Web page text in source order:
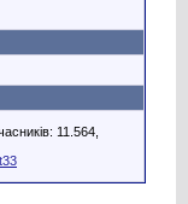
11.564,